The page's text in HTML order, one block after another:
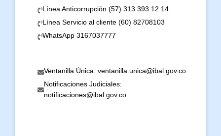
Línea Anticorrupción (57) 313 393 12 14
Línea Servicio al cliente (60) 82708103
WhatsApp 3167037777
Ventanilla Única: ventanilla.unica@ibal.gov.co
Notificaciones Judiciales:
notificaciones@ibal.gov.co